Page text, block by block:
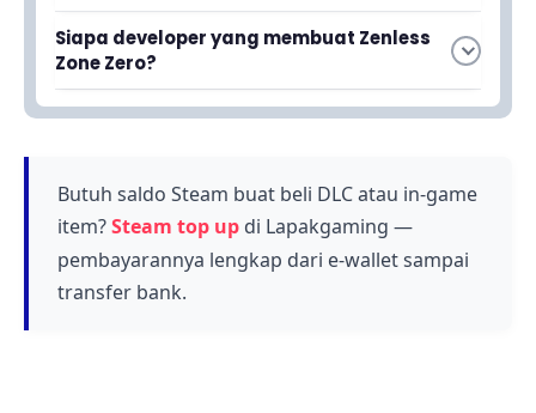
sangat berguna untuk mendapatkan resources
penting tanpa harus mengeluarkan uang.
Untuk menukarkan codes, masuk ke menu
dalam game dan cari opsi untuk redemption
kode terbaru dan klik konfirmasi untuk
Siapa developer yang membuat Zenless
Zone Zero?
Zenless Zone Zero dikembangkan oleh
Impact dan Honkai: Star Rail.
Butuh saldo Steam buat beli DLC atau in-game
item?Steam top up di Lapakgaming —
pembayarannya lengkap dari e-wallet sampai
transfer bank.